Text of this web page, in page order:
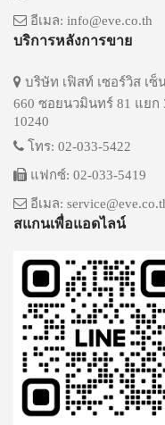
อีเมล: info@eve.co.th
บริการหลังการขาย
บริษัท เฟิสท์ เซอร์วิส เ
660 ซอยนวมินทร์ 81 แยก
10240
โทร: 02-033-5422
แฟกซ์: 02-033-5419
อีเมล:
สแกนเพื่อแอดไลน์